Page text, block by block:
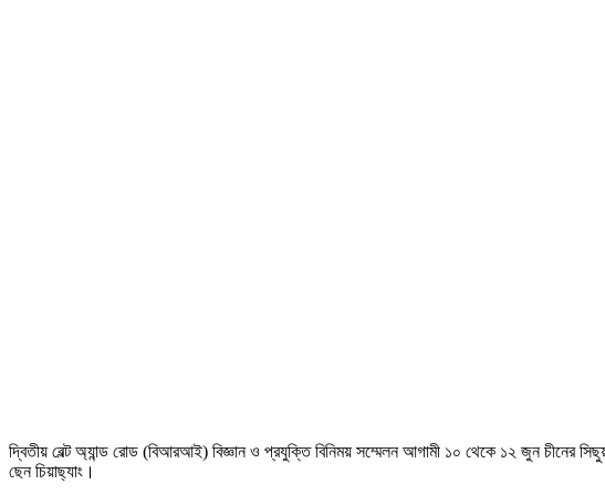
দ্বিতীয় বেল্ট অ্যান্ড রোড (বিআরআই) বিজ্ঞান ও প্রযুক্তি বিনিময় সম্মেলন আগামী ১০ থেকে ১২ জুন চীনের
ছেন চিয়াছ্যাং।